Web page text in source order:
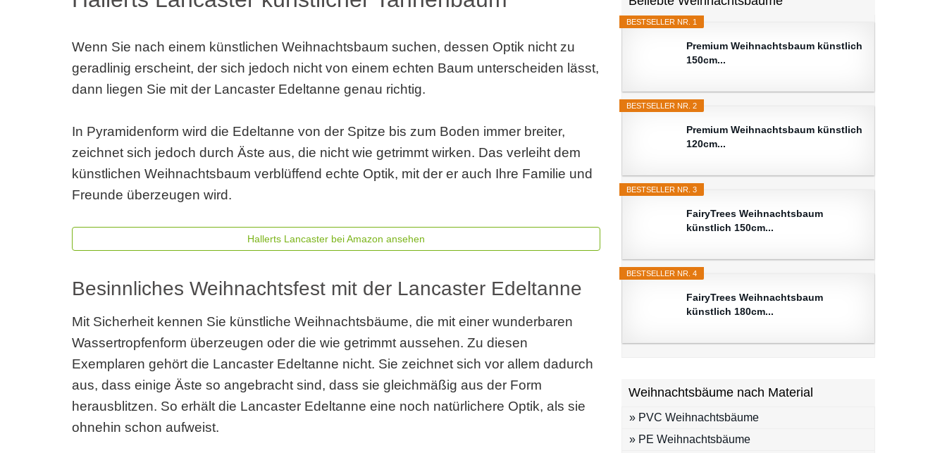
Wenn Sie nach einem künstlichen Weihnachtsbaum suchen, dessen Optik nicht zu
geradlinig erscheint, der sich jedoch nicht von einem echten Baum unterscheiden lässt,
dann liegen Sie mit der Lancaster Edeltanne genau richtig.
In Pyramidenform wird die Edeltanne von der Spitze bis zum Boden immer breiter,
zeichnet sich jedoch durch Äste aus, die nicht wie getrimmt wirken. Das verleiht dem
künstlichen Weihnachtsbaum verblüffend echte Optik, mit der er auch Ihre Familie und
Freunde überzeugen wird.
Hallerts Lancaster bei Amazon ansehen
Besinnliches Weihnachtsfest mit der Lancaster Edeltanne
Mit Sicherheit kennen Sie künstliche Weihnachtsbäume, die mit einer wunderbaren
Wassertropfenform überzeugen oder die wie getrimmt aussehen. Zu diesen
Exemplaren gehört die Lancaster Edeltanne nicht. Sie zeichnet sich vor allem dadurch
aus, dass einige Äste so angebracht sind, dass sie gleichmäßig aus der Form
herausblitzen. So erhält die Lancaster Edeltanne eine noch natürlichere Optik, als sie
ohnehin schon aufweist.
BESTSELLER NR. 1
Premium Weihnachtsbaum künstlich
150cm...
BESTSELLER NR. 2
Premium Weihnachtsbaum künstlich
120cm...
BESTSELLER NR. 3
FairyTrees Weihnachtsbaum
künstlich 150cm...
BESTSELLER NR. 4
FairyTrees Weihnachtsbaum
künstlich 180cm...
Weihnachtsbäume nach Material
» PVC Weihnachtsbäume
» PE Weihnachtsbäume